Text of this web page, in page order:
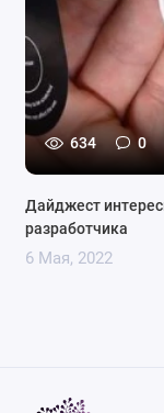
634 0
Дайджест
разработчика
6 Мая, 2022